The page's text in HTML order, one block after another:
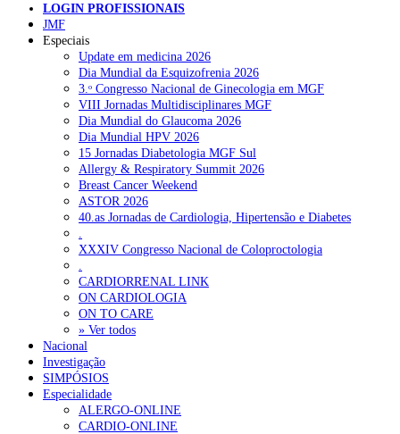
LOGIN PROFISSIONAIS
JMF
Especiais
Update em medicina 2026
Dia Mundial da Esquizofrenia 2026
3.ᵒ Congresso Nacional de Ginecologia em MGF
VIII Jornadas Multidisciplinares MGF
Dia Mundial do Glaucoma 2026
Dia Mundial HPV 2026
15 Jornadas Diabetologia MGF Sul
Allergy & Respiratory Summit 2026
Breast Cancer Weekend
ASTOR 2026
40.as Jornadas de Cardiologia, Hipertensão e Diabetes
XXXIV Congresso Nacional de Coloproctologia
CARDIORRENAL LINK
ON CARDIOLOGIA
ON TO CARE
» Ver todos
Nacional
Investigação
SIMPÓSIOS
Especialidade
ALERGO-ONLINE
CARDIO-ONLINE